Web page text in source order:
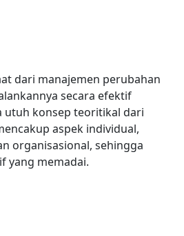
dari manajemen perubahan
secara efektif
utuh konsep teoritikal dari
aspek individual,
organisasional, sehingga
yang memadai.